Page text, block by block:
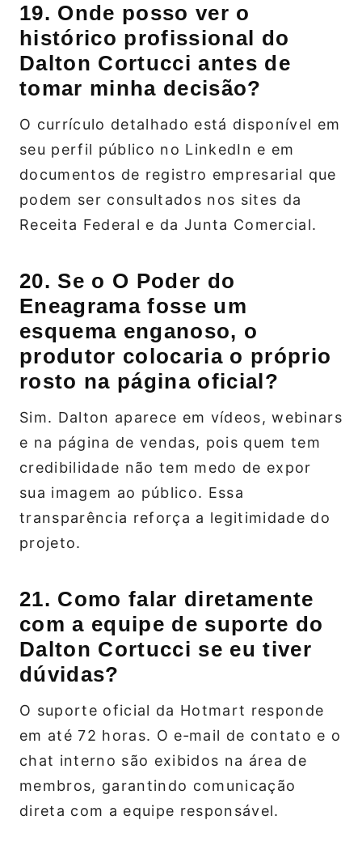
19. Onde posso ver o
histórico profissional do
Dalton Cortucci antes de
tomar minha decisão?
O currículo detalhado está disponível em
seu perfil público no LinkedIn e em
documentos de registro empresarial que
podem ser consultados nos sites da
Receita Federal e da Junta Comercial.
20. Se o O Poder do
Eneagrama fosse um
esquema enganoso, o
produtor colocaria o próprio
rosto na página oficial?
Sim. Dalton aparece em vídeos, webinars
e na página de vendas, pois quem tem
credibilidade não tem medo de expor
sua imagem ao público. Essa
transparência reforça a legitimidade do
projeto.
21. Como falar diretamente
com a equipe de suporte do
Dalton Cortucci se eu tiver
dúvidas?
O suporte oficial da Hotmart responde
em até 72 horas. O e‑mail de contato e o
chat interno são exibidos na área de
membros, garantindo comunicação
direta com a equipe responsável.